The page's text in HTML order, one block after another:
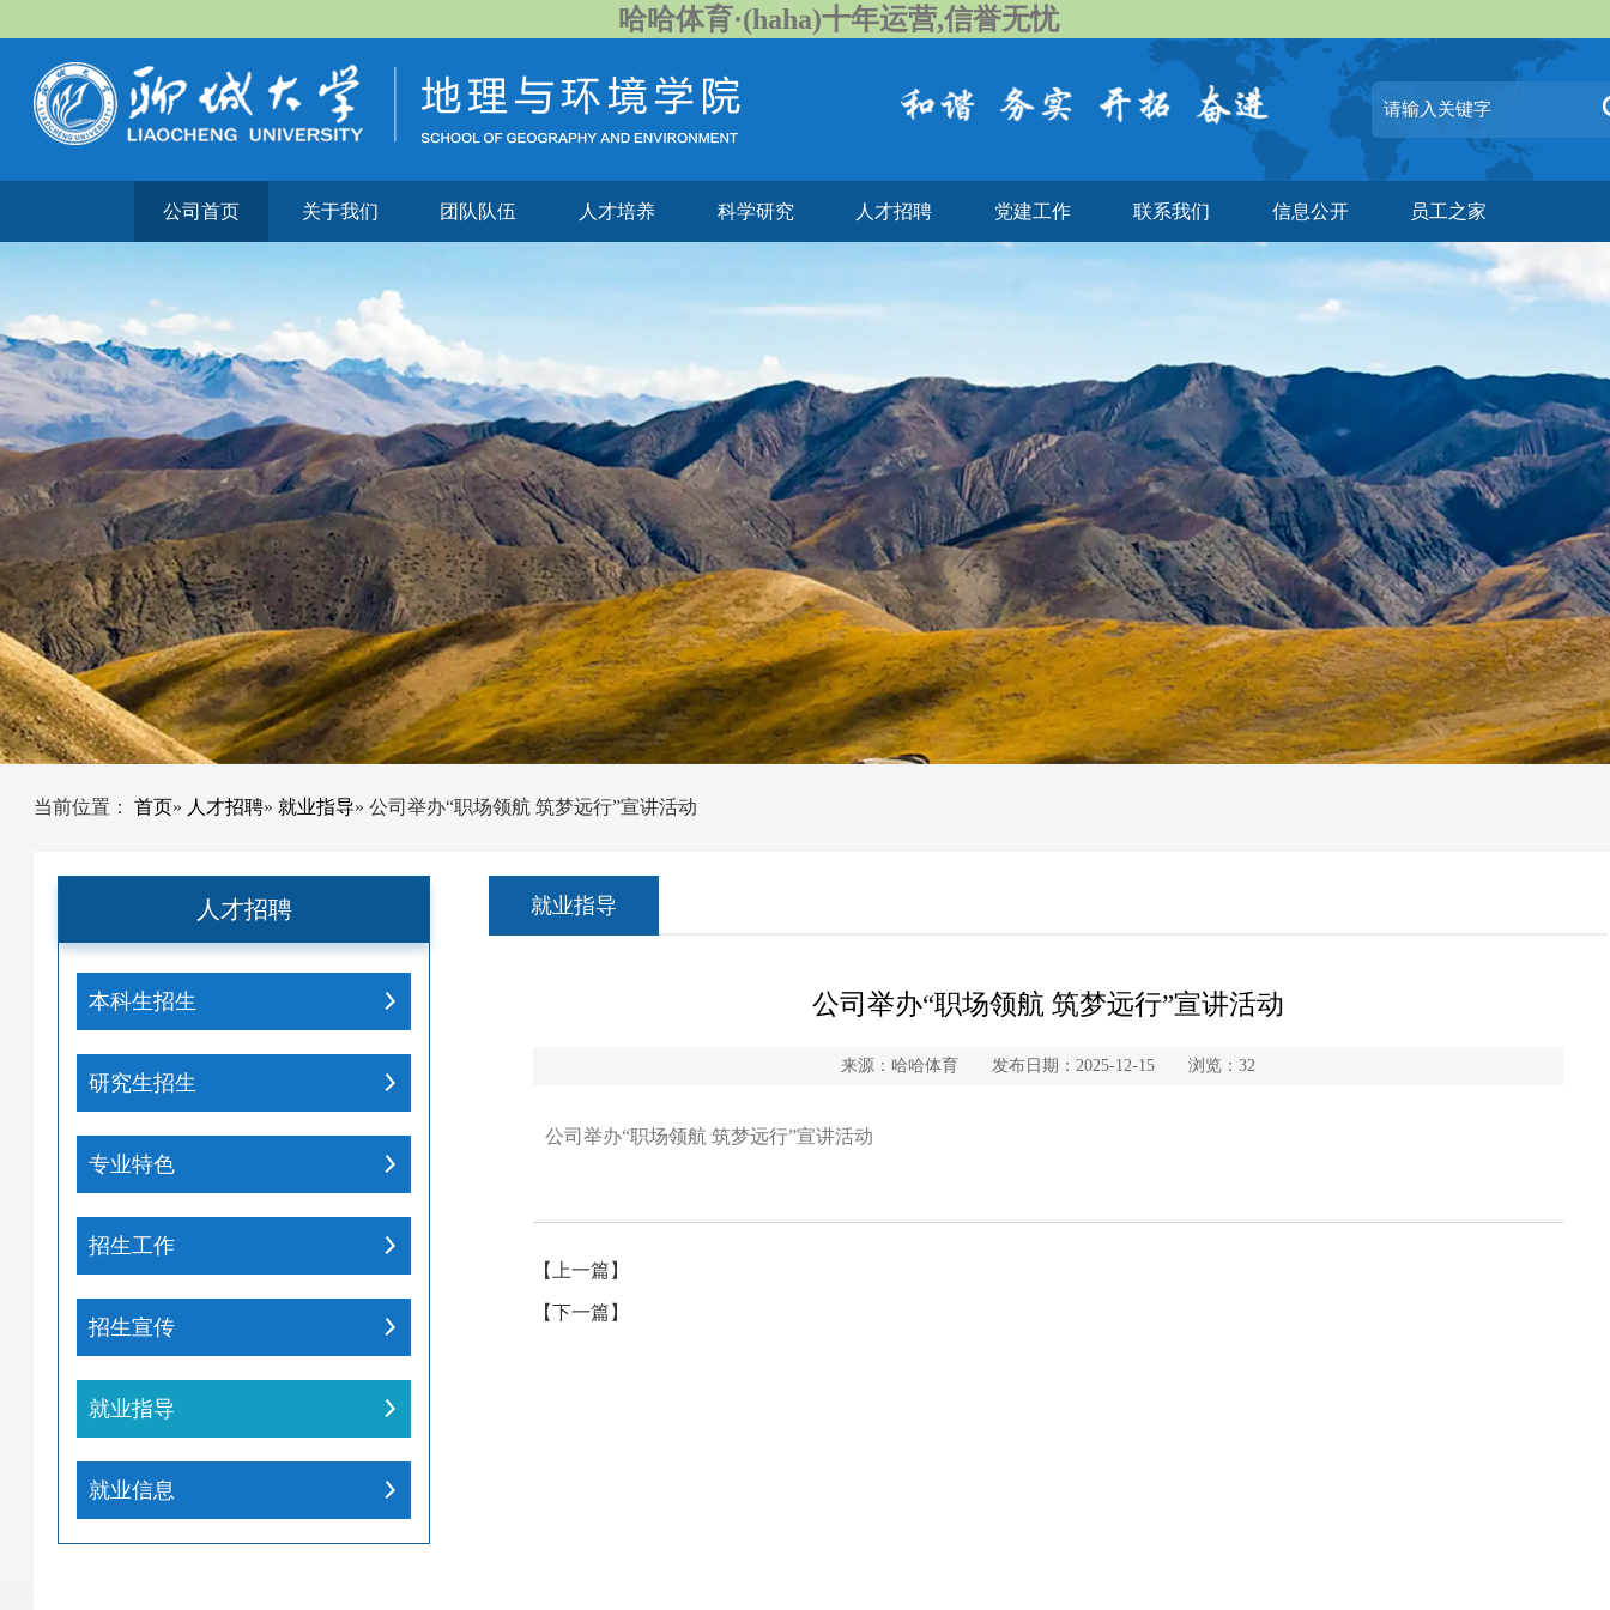
哈哈体育·(haha)十年运营,信誉无忧
公司首页 关于我们 团队队伍 人才培养 科学研究 人才招聘 党建工作 联系我们 信息公开 员工之家
当前位置： 首页» 人才招聘» 就业指导» 公司举办“职场领航 筑梦远行”宣讲活动
人才招聘
本科生招生
研究生招生
专业特色
招生工作
招生宣传
就业指导
就业信息
就业指导
公司举办“职场领航 筑梦远行”宣讲活动
来源：哈哈体育 发布日期：2025-12-15 浏览： 32
公司举办“职场领航 筑梦远行”宣讲活动
【上一篇】
【下一篇】